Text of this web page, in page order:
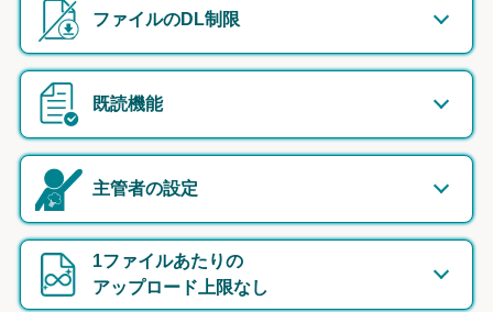
ファイルのDL制限
既読機能
主管者の設定
1ファイルあたりの
アップロード上限なし